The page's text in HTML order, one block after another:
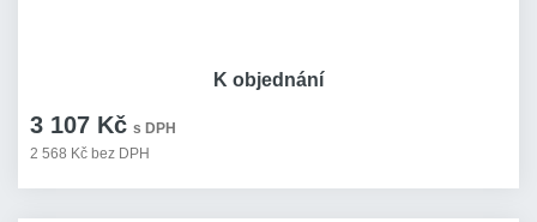
3 107 Kč s DPH
2 568 Kč bez DPH
K objednání